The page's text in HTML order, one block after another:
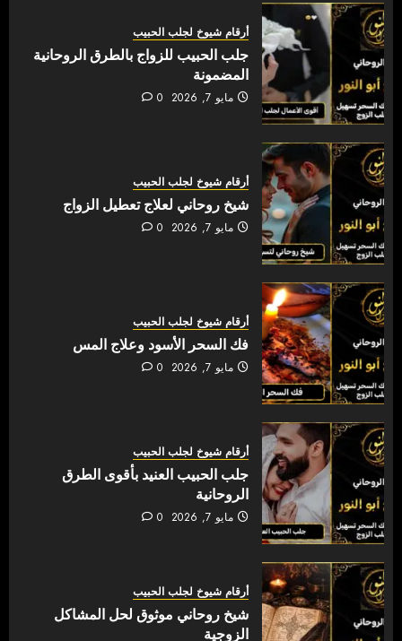
أرقام شيوخ لجلب الحبيب
جلب الحبيب للزواج بالطرق الروحانية
المضمونة
مايو 7, 2026 0
أرقام شيوخ لجلب الحبيب
شيخ روحاني لعلاج تعطيل الزواج
مايو 7, 2026 0
أرقام شيوخ لجلب الحبيب
فك السحر الأسود وعلاج المس
مايو 7, 2026 0
أرقام شيوخ لجلب الحبيب
جلب الحبيب العنيد بأقوى الطرق
الروحانية
مايو 7, 2026 0
أرقام شيوخ لجلب الحبيب
شيخ روحاني موثوق لحل المشاكل
الزوجية